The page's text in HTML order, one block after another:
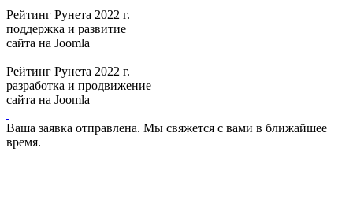
Рейтинг Рунета 2022 г.
поддержка и развитие
сайта на Joomla
Рейтинг Рунета 2022 г.
разработка и продвижение
сайта на Joomla
Ваша заявка отправлена. Мы свяжется с вами в ближайшее
время.